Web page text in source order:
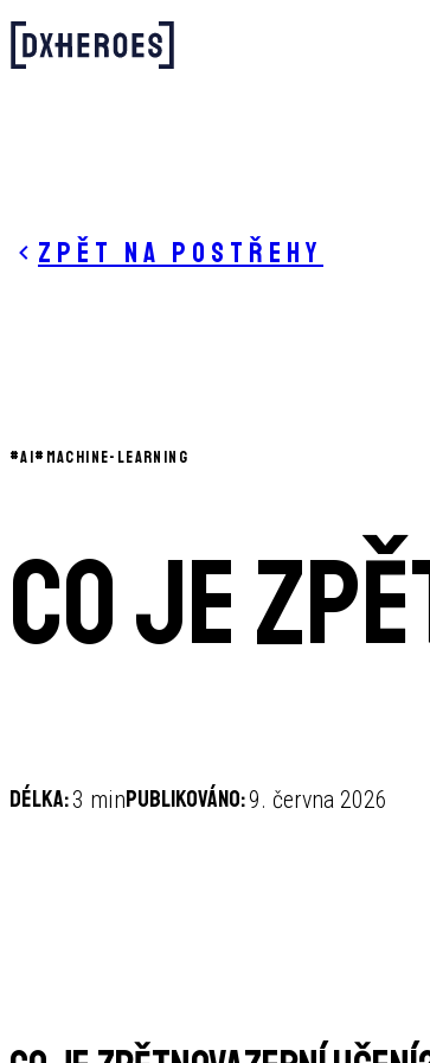
Zpět na postřehy
#AI# MACHINE-LEARNING
Co je
Délka:3 minPublikováno:9. června 2026